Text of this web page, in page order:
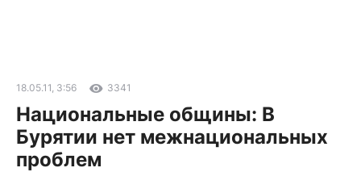
18.05.11, 3:56 3341
Национальные общины: В
Бурятии нет межнациональных
проблем